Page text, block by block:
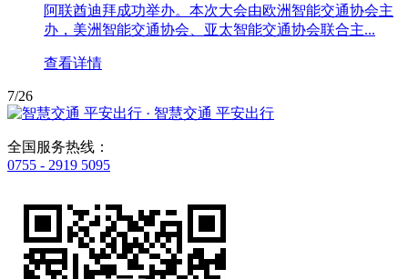
阿联酋迪拜成功举办。本次大会由欧洲智能交通协会主
办，美洲智能交通协会、亚太智能交通协会联合主...
查看详情
7/26
· 智慧交通 平安出行
全国服务热线：
0755 - 2919 5095